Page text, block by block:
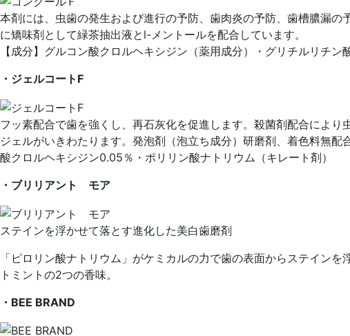
タ
ル
ク
本剤には、虫歯の発生および進行の予防、歯肉炎の予防、歯槽膿漏
に矯味剤として緑茶抽出液とl-メントールを配合しています。
【成分】グルコン酸クロルヘキシジン（薬用成分）・グリチルリチ
・ジェルコートF
フッ素配合で歯を強くし、再石灰化を促進します。殺菌剤配合によ
ジェルがいきわたります。発泡剤（泡立ち成分）研磨剤、着色料無
酸クロルヘキシジン0.05％・ポリリン酸ナトリウム（キレート剤）
・ブリリアント モア
ステインを浮かせて落とす進化した美白歯磨剤
「ピロリン酸ナトリウム」がケミカルの力で歯の表面からステイン
トミントの2つの香味。
・BEE BRAND